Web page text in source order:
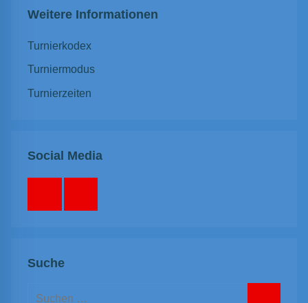
Weitere Informationen
Turnierkodex
Turniermodus
Turnierzeiten
Social Media
Suche
Suchen